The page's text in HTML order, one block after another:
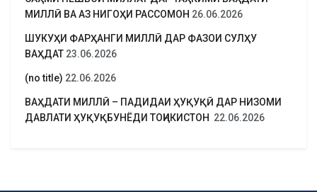
МИЛЛӢ ВА АЗ НИГОҲИ РАССОМОН 26.06.2026
ШУКУҲИ ФАРҲАНГИ МИЛЛӢ ДАР ФАЗОИ СУЛҲУ
ВАҲДАТ 23.06.2026
(no title) 22.06.2026
ВАҲДАТИ МИЛЛӢ – ПАДИДАИ ҲУҚУҚӢ ДАР НИЗОМИ
ДАВЛАТИ ҲУҚУҚБУНЁДИ ТОҶИКИСТОН 22.06.2026